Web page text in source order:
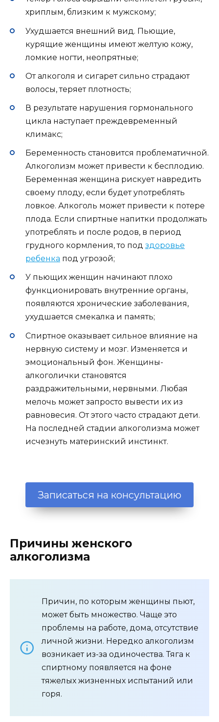
хриплым, близким к мужскому;
Ухудшается внешний вид. Пьющие,
курящие женщины имеют желтую кожу,
ломкие ногти, неопрятные;
От алкоголя и сигарет сильно страдают
волосы, теряет плотность;
В результате нарушения гормонального
цикла наступает преждевременный
климакс;
Беременность становится проблематичной.
Алкоголизм может привести к бесплодию.
Беременная женщина рискует навредить
своему плоду, если будет употреблять
ловкое. Алкоголь может привести к потере
плода. Если спиртные напитки продолжать
употреблять и после родов, в период
грудного кормления, то под здоровье
ребенка под угрозой;
У пьющих женщин начинают плохо
функционировать внутренние органы,
появляются хронические заболевания,
ухудшается смекалка и память;
Спиртное оказывает сильное влияние на
нервную систему и мозг. Изменяется и
эмоциональный фон. Женщины-
алкоголички становятся
раздражительными, нервными. Любая
мелочь может запросто вывести их из
равновесия. От этого часто страдают дети.
На последней стадии алкоголизма может
исчезнуть материнский инстинкт.
Записаться на консультацию
Причины женского
алкоголизма
Причин, по которым женщины пьют,
может быть множество. Чаще это
проблемы на работе, дома, отсутствие
личной жизни. Нередко алкоголизм
возникает из-за одиночества. Тяга к
спиртному появляется на фоне
тяжелых жизненных испытаний или
горя.